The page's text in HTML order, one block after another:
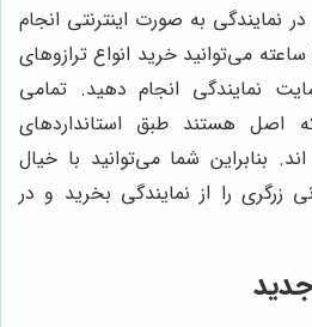
نمایندگی به صورت اینترنتی انجام
می‌گردد. شما به صورت ۲۴ ساعته می‌توانید خرید انواع ترازوهای
نمایندگی انجام دهید. تمامی
که اصل هستند طبق استانداردهای
بنابراین شما می‌توانید با خیال
زرگری را از نمایندگی بخرید و در